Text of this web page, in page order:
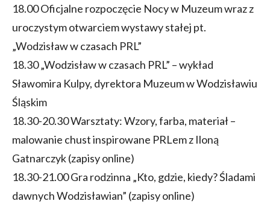
18.00 Oficjalne rozpoczęcie Nocy w Muzeum wraz z
uroczystym otwarciem wystawy stałej pt.
„Wodzisław w czasach PRL”
18.30 „Wodzisław w czasach PRL” – wykład
Sławomira Kulpy, dyrektora Muzeum w Wodzisławiu
Śląskim
18.30-20.30 Warsztaty: Wzory, farba, materiał –
malowanie chust inspirowane PRLem z Iloną
Gatnarczyk (zapisy online)
18.30-21.00 Gra rodzinna „Kto, gdzie, kiedy? Śladami
dawnych Wodzisławian” (zapisy online)